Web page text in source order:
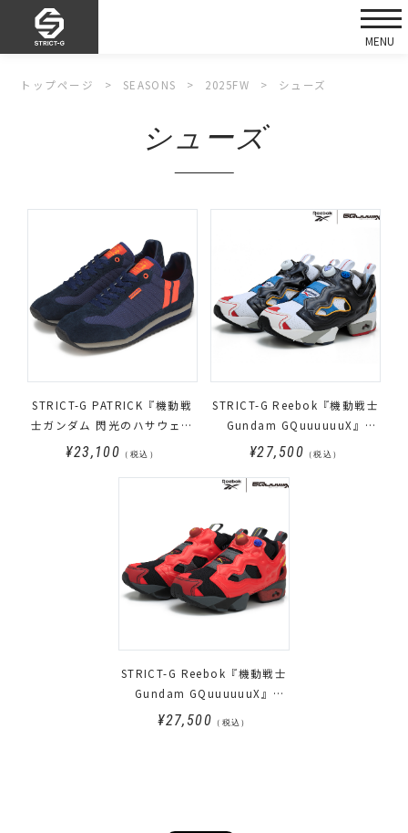
トップページ SEASONS 2025FW シューズ
シューズ
STRICT-G PATRICK『機動戦
士ガンダム 閃光のハサウェイ
キルケーの魔女』スニーカー
¥23,100 （税込）
STRICT-G Reebok『機動戦士
Gundam GQuuuuuuX』
INSTAPUMP FURY 94
¥27,500 （税込）
STRICT-G Reebok『機動戦士
Gundam GQuuuuuuX』
INSTAPUMP FURY 94 RED
¥27,500 （税込）